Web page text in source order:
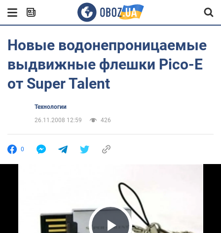
Новые водонепроницаемые
выдвижные флешки Pico-E
от Super Talent
Технологии
26.11.2008 12:59
426
0